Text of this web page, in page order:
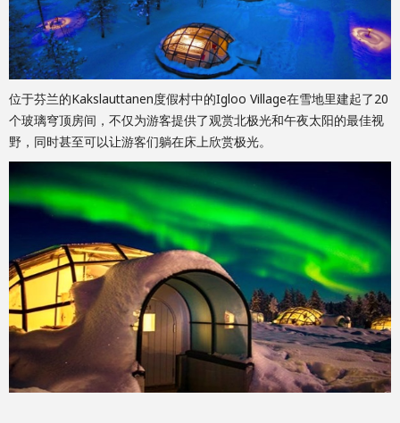
位于芬兰的Kakslauttanen度假村中的Igloo Village在雪地里建起了20
个玻璃穹顶房间，不仅为游客提供了观赏北极光和午夜太阳的最佳视
野，同时甚至可以让游客们躺在床上欣赏极光。